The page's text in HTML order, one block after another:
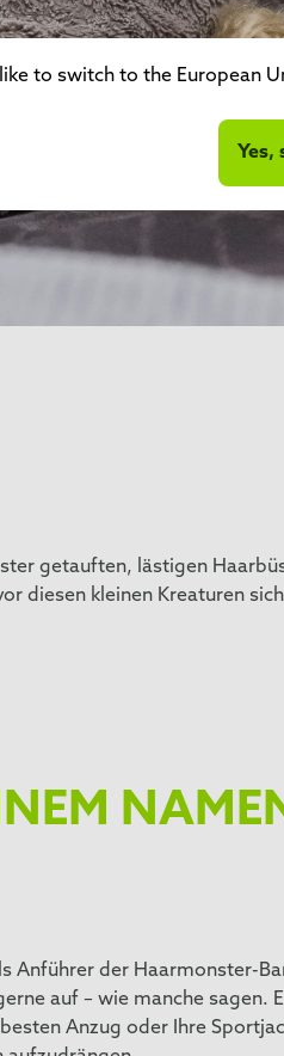
getauften, lästigen
diesen kleinen Kreaturen
Anführer der Haarmonster-
auf – wie manche sagen.
Anzug oder Ihre
to switch to the European
Yes,